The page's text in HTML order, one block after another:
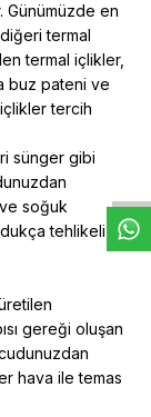
Günümüzde en
termal
termal içlikler,
buz pateni ve
tercih
sünger gibi
soğuk
tehlikeli
gereği oluşan
hava ile temas